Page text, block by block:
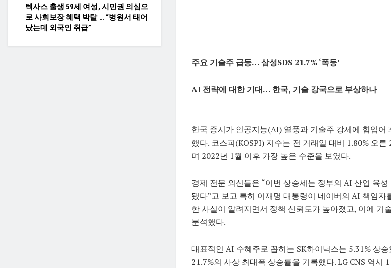
주요 기술주 급등… 삼성SDS 21.7% ‘폭등’
AI 전략에 대한 기대… 한국, 기술 강국으로 부상하나
한국 증시가 인공지능(AI) 열풍과 기술주 강세에 힘입어
했다. 코스피(KOSPI) 지수는 전 거래일 대비 1.80% 오
며 2022년 1월 이후 가장 높은 수준을 보였다.
경제 전문 외신들은 “이번 상승세는 정부의 AI 산업 육
됐다”고 보고 특히 이재명 대통령이 네이버의 AI 책임자
한 사실이 알려지면서 정책 신뢰도가 높아졌고, 이에 기
분석했다.
대표적인 AI 수혜주로 꼽히는 SK하이닉스는 5.31% 상승
21.7%의 사상 최대폭 상승률을 기록했다. LG CNS 역시
텍사스 출생 59세 여성, 시민권 의심으
로 사회보장 혜택 박탈 … “병원서 태어
났는데 외국인 취급”